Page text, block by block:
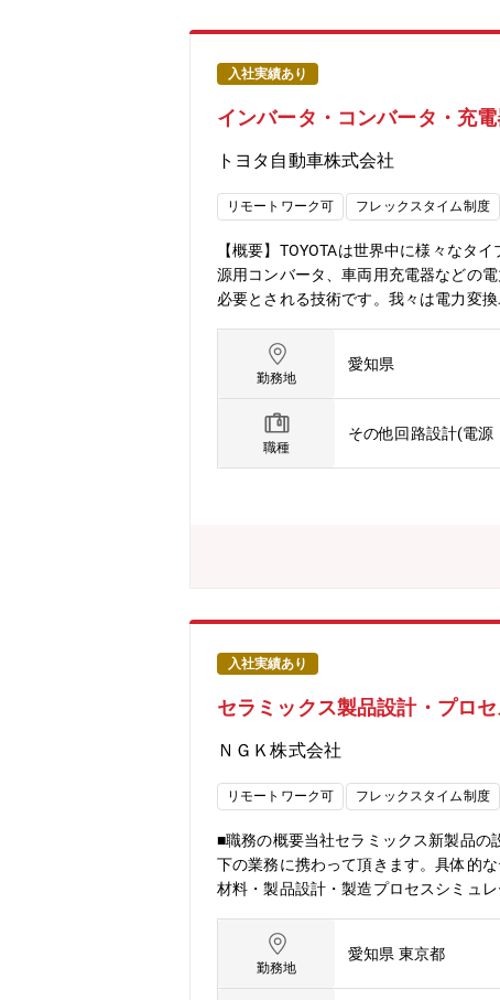
入社実績あり
インバータ・コンバータ・充
トヨタ自動車株式会社
リモートワーク可 フレックスタイム制度
【概要】TOYOTAは世界中に様々なタ
源用コンバータ、車両用充電器などの
必要とされる技術です。我々は電力変
系設計開発◆充電・給電ユニットの電
び 評価（熱、強度、NV、EMC 等）■
せませんか？TOYOTAの電動車、電動
ティの未来を支える中核の技術です。
う。■職場イメージ・職場ミッション
域、半導体など注目度も高いので、非
のR＆D拠点、海外サプライヤーとも
やりがい・PR 【やりがい・PR】自分
しています。TOYOTAのマルチパスウ
と相談の上、業務状況を踏まえ、在宅
務している人が9割くらいの状況（出
景 ◆電動車を世界中のお客様の状況に
要とされている。
勤務地
愛知県
職種
その他回路設計(電源
入社実績あり
セラミックス製品設計・プロ
ＮＧＫ株式会社
リモートワーク可 フレックスタイム制度
■職務の概要当社セラミックス新製品の
下の業務に携わって頂きます。具体的
材料・製品設計・製造プロセスシミュ
系、Python、VBA、CUDA）・最適化
SS）・プロセスシミュレーターを用い
を行っています。セラミックスという
勤務地
愛知県 東京都